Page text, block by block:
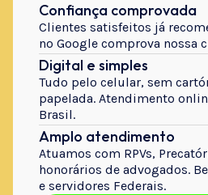
Confiança comprovada
Clientes satisfeitos já
no Google comprova nossa
Digital e simples
Tudo pelo celular, sem
papelada. Atendimento
Brasil.
Amplo atendimento
Atuamos com RPVs,
honorários de advogados.
e servidores Federais.